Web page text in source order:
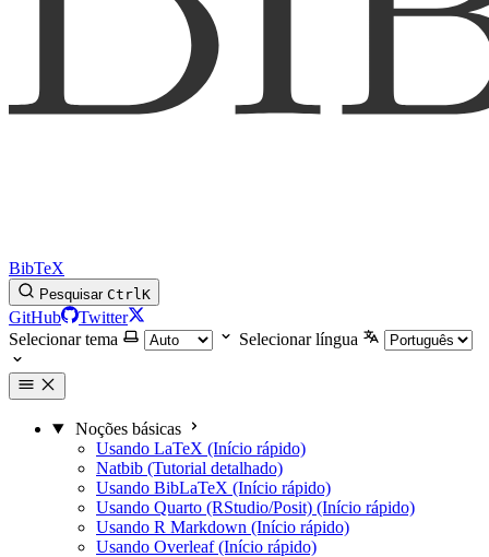
BibTeX
Pesquisar CtrlK
GitHub
Twitter
Selecionar tema
Selecionar língua
Noções básicas
Usando LaTeX (Início rápido)
Natbib (Tutorial detalhado)
Usando BibLaTeX (Início rápido)
Usando Quarto (RStudio/Posit) (Início rápido)
Usando R Markdown (Início rápido)
Usando Overleaf (Início rápido)